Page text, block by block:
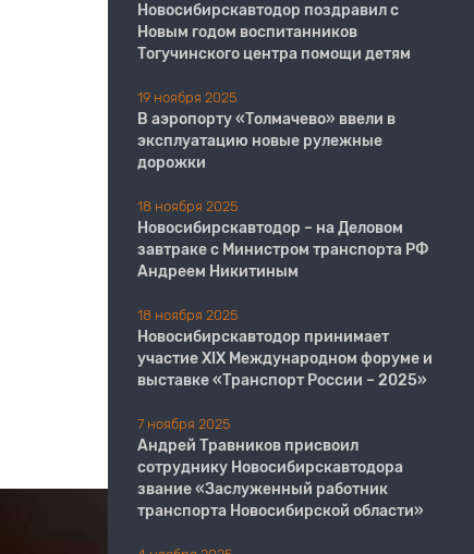
Новосибирскавтодор поздравил с
Новым годом воспитанников
Тогучинского центра помощи детям
19 ноября 2025
В аэропорту «Толмачево» ввели в
эксплуатацию новые рулежные
дорожки
18 ноября 2025
Новосибирскавтодор – на Деловом
завтраке с Министром транспорта РФ
Андреем Никитиным
18 ноября 2025
Новосибирскавтодор принимает
участие XIX Международном форуме и
выставке «Транспорт России – 2025»
7 ноября 2025
Андрей Травников присвоил
сотруднику Новосибирскавтодора
звание «Заслуженный работник
транспорта Новосибирской области»